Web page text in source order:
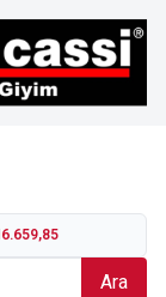
6.659,85
Ara